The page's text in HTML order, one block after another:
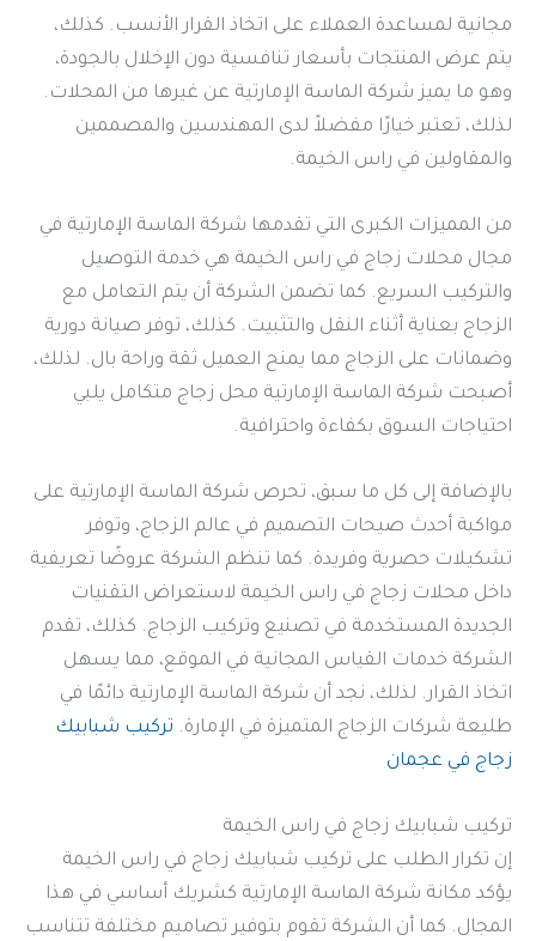
مجانية لمساعدة العملاء على اتخاذ القرار الأنسب. كذلك،
يتم عرض المنتجات بأسعار تنافسية دون الإخلال بالجودة،
وهو ما يميز شركة الماسة الإمارتية عن غيرها من المحلات.
لذلك، تعتبر خيارًا مفضلاً لدى المهندسين والمصممين
والمقاولين في راس الخيمة.
من المميزات الكبرى التي تقدمها شركة الماسة الإمارتية في
مجال محلات زجاج في راس الخيمة هي خدمة التوصيل
والتركيب السريع. كما تضمن الشركة أن يتم التعامل مع
الزجاج بعناية أثناء النقل والتثبيت. كذلك، توفر صيانة دورية
وضمانات على الزجاج مما يمنح العميل ثقة وراحة بال. لذلك،
أصبحت شركة الماسة الإمارتية محل زجاج متكامل يلبي
احتياجات السوق بكفاءة واحترافية.
بالإضافة إلى كل ما سبق، تحرص شركة الماسة الإمارتية على
مواكبة أحدث صيحات التصميم في عالم الزجاج، وتوفر
تشكيلات حصرية وفريدة. كما تنظم الشركة عروضًا تعريفية
داخل محلات زجاج في راس الخيمة لاستعراض التقنيات
الجديدة المستخدمة في تصنيع وتركيب الزجاج. كذلك، تقدم
الشركة خدمات القياس المجانية في الموقع، مما يسهل
اتخاذ القرار. لذلك، نجد أن شركة الماسة الإمارتية دائمًا في
طليعة شركات الزجاج المتميزة في الإمارة. تركيب شبابيك
زجاج في عجمان
تركيب شبابيك زجاج في راس الخيمة
إن تكرار الطلب على تركيب شبابيك زجاج في راس الخيمة
يؤكد مكانة شركة الماسة الإمارتية كشريك أساسي في هذا
المجال. كما أن الشركة تقوم بتوفير تصاميم مختلفة تتناسب